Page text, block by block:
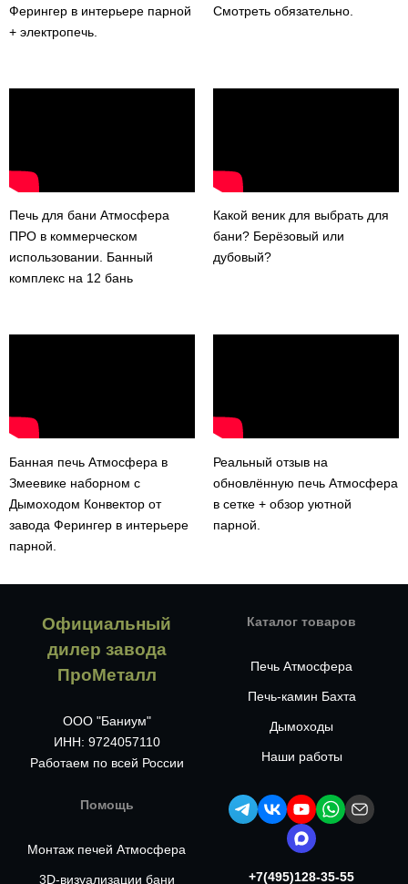
Ферингер в интерьере парной
+ электропечь.
Смотреть обязательно.
Печь для бани Атмосфера
ПРО в коммерческом
использовании. Банный
комплекс на 12 бань
Какой веник для выбрать для
бани? Берёзовый или
дубовый?
Банная печь Атмосфера в
Змеевике наборном с
Дымоходом Конвектор от
завода Ферингер в интерьере
парной.
Реальный отзыв на
обновлённую печь Атмосфера
в сетке + обзор уютной
парной.
Официальный
дилер завода
ПроМеталл
ООО "Баниум"
ИНН: 9724057110
Работаем по всей России
Каталог товаров
Печь Атмосфера
Печь-камин Бахта
Дымоходы
Наши работы
Помощь
Монтаж печей Атмосфера
3D-визуализации бани +7(495)128-35-55